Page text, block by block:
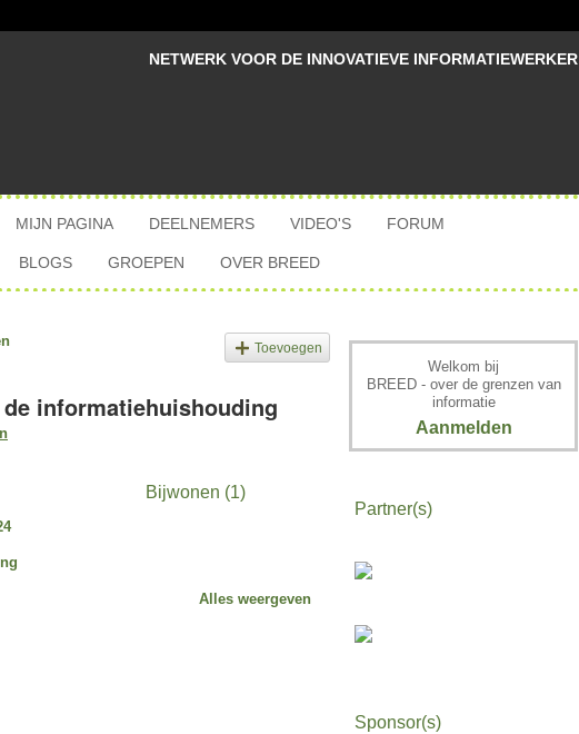
NETWERK VOOR DE INNOVATIEVE INFORMATIEWERKER
MIJN PAGINA DEELNEMERS VIDEO'S FORUM
BLOGS GROEPEN OVER BREED
Toevoegen
informatiehuishouding
Bijwonen (1)
Alles weergeven
Welkom bij
BREED - over de grenzen van
informatie
Aanmelden
Partner(s)
Sponsor(s)